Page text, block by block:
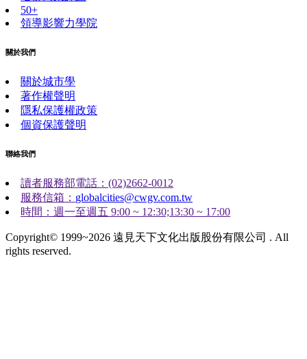
50+
領導影響力學院
關於我們
關於城市學
著作權聲明
隱私保護權政策
個資保護聲明
聯絡我們
讀者服務部電話：(02)2662-0012
服務信箱： globalcities@cwgv.com.tw
時間：週一至週五 9:00 ~ 12:30;13:30 ~ 17:00
Copyright© 1999~2026 遠見天下文化出版股份有限公司 . All
rights reserved.